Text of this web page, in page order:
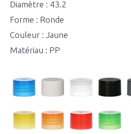
Diamètre : 43.2
Forme : Ronde
Couleur : Jaune
Matériau : PP